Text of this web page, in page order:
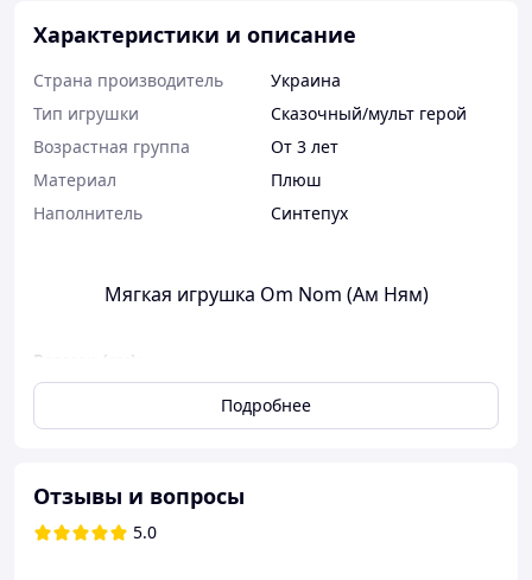
Характеристики и описание
Страна производитель
Украина
Тип игрушки
Сказочный/мульт герой
Возрастная группа
От 3 лет
Материал
Плюш
Наполнитель
Синтепух
Мягкая игрушка Om Nom (Ам Ням)
Размер (см):
Основной – микроплюш.
Наполнитель – синтепух.
Подробнее
Отзывы и вопросы
5.0